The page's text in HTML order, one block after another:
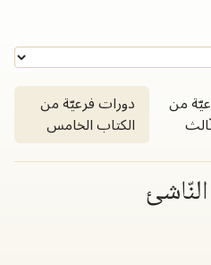
من دورات فرعيّة من
الكتاب الخامس